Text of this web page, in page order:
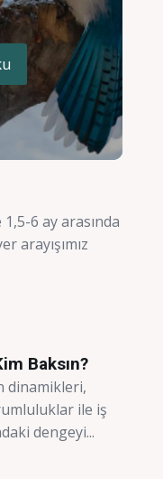
6 ay arasında
arayışımız
Baksın?
dinamikleri,
ile iş
dengeyi...